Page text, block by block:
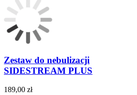
Zestaw do nebulizacji
SIDESTREAM PLUS
189,00 zł